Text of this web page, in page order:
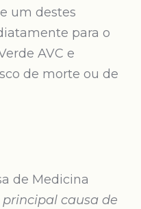
um destes
para o
AVC e
de morte ou de
de Medicina
principal causa de